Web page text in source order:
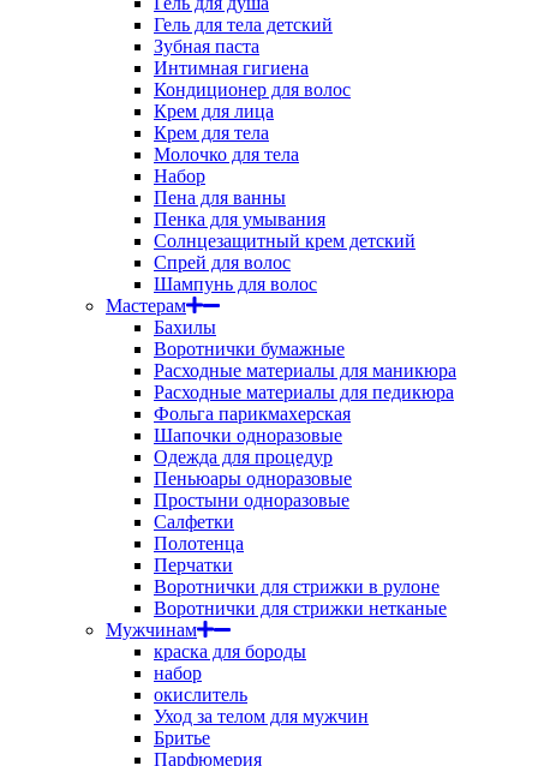
Гель для тела детский
Зубная паста
Интимная гигиена
Кондиционер для волос
Крем для лица
Крем для тела
Молочко для тела
Набор
Пена для ванны
Пенка для умывания
Солнцезащитный крем детский
Спрей для волос
Шампунь для волос
Мастерам
Бахилы
Воротнички бумажные
Расходные материалы для маникюра
Расходные материалы для педикюра
Фольга парикмахерская
Шапочки одноразовые
Одежда для процедур
Пеньюары одноразовые
Простыни одноразовые
Салфетки
Полотенца
Перчатки
Воротнички для стрижки в рулоне
Воротнички для стрижки нетканые
Мужчинам
краска для бороды
набор
окислитель
Уход за телом для мужчин
Бритье
Парфюмерия